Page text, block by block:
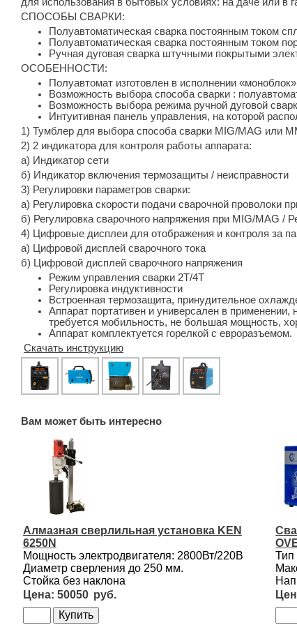
СПОСОБЫ СВАРКИ:
Полуавтоматическая сварка постоянным током
Полуавтоматическая сварка постоянным током
Ручная дуговая сварка штучными покрытыми
ОСОБЕННОСТИ:
Полуавтомат изготовлен в исполнении
Возможность выбора способа сварки :
Возможность выбора режима ручной дуговой
Интуитивная панель управления, на которой
1) Тумблер для выбора способа сварки MIG/MAG или
2) 2 индикатора для контроля работы аппарата:
а) Индикатор сети
б) Индикатор включения термозащиты / неисправности
3) Регулировки параметров сварки:
а) Регулировка скорости подачи сварочной проволоки
б) Регулировка сварочного напряжения при MIG/MAG /
4) Цифровые дисплеи для отображения и контроля за
а) Цифровой дисплей сварочного тока
б) Цифровой дисплей сварочного напряжения
Режим управления сварки 2Т/4Т
Регулировка индуктивности
Встроенная термозащита, принудительное
Аппарат портативен и универсален в
требуется мобильность, не большая мощность,
Аппарат комплектуется горелкой с евроразъемом.
Скачать инструкцию
Вам может быть интересно
Алмазная сверлильная установка KEN
6250N
Мощность электродвигателя: 2800Вт/220В
Диаметр сверления до 250 мм.
Стойка без наклона
50050
Тип